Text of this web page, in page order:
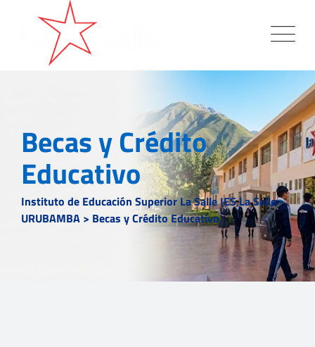
Becas y Crédito
Educativo
Instituto de Educación Superior La Salle IES La Salle -
URUBAMBA > Becas y Crédito Educativo